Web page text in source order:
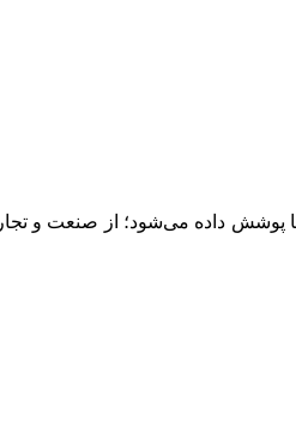
پوشش داده می‌شود؛ از صنعت و